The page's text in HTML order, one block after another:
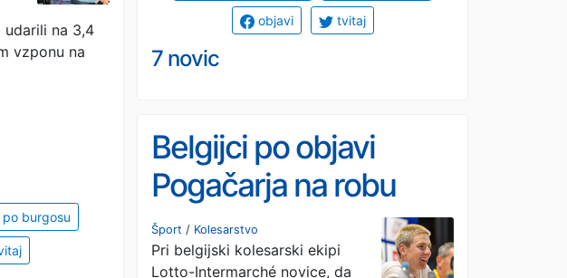
objavi tvitaj
7 novic
udarili na 3,4
vzponu na
burgosu
Belgijci po objavi
Pogačarja na robu
obupa
Šport / Kolesarstvo
Pri belgijski kolesarski ekipi
Lotto-Intermarché novice, da